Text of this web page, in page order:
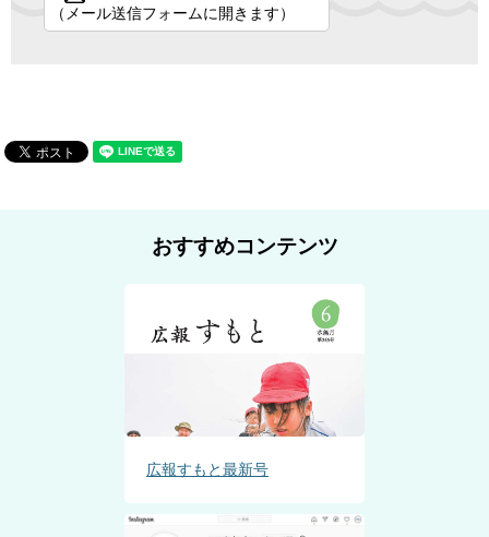
（メール送信フォームに開きます）
おすすめコンテンツ
広報すもと最新号